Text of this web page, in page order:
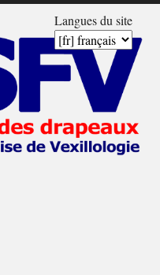
Langues du site